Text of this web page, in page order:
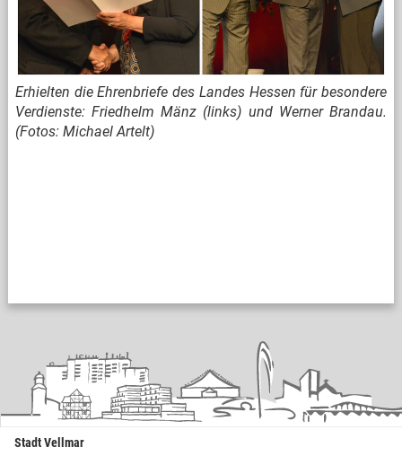
Erhielten die Ehrenbriefe des Landes Hessen für besondere
Verdienste: Friedhelm Mänz (links) und Werner Brandau.
(Fotos: Michael Artelt)
Stadt Vellmar